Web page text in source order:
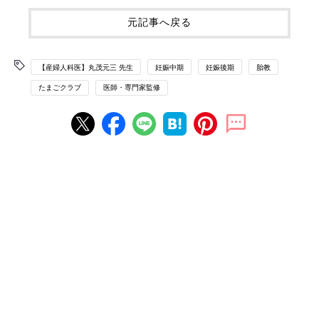
元記事へ戻る
【産婦人科医】丸茂元三 先生 妊娠中期 妊娠後期 胎教
たまごクラブ 医師・専門家監修